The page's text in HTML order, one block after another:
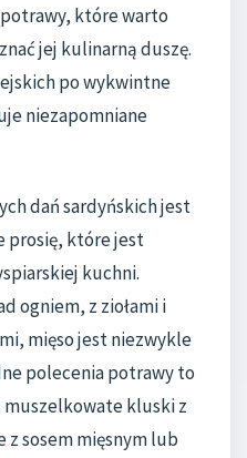
które warto
jej kulinarną duszę.
po wykwintne
niezapomniane
dań sardyńskich jest
prosię, które jest
kuchni.
ogniem, z ziołami i
mięso jest niezwykle
polecenia potrawy to
muszelkowate kluski z
z sosem mięsnym lub